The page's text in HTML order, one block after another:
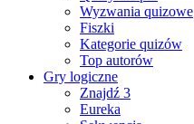
Wyzwania quizowe
Fiszki
Kategorie quizów
Top autorów
Gry logiczne
Znajdź 3
Eureka